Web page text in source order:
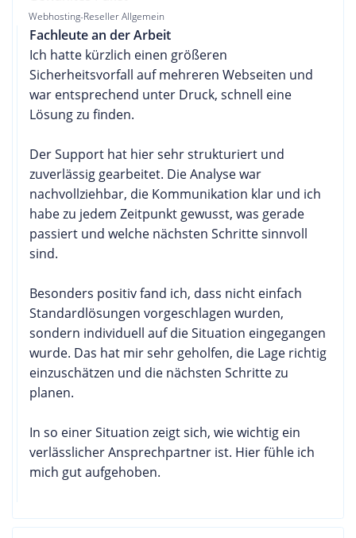
Webhosting-Reseller Allgemein
Fachleute an der Arbeit
Ich hatte kürzlich einen größeren
Sicherheitsvorfall auf mehreren Webseiten und
war entsprechend unter Druck, schnell eine
Lösung zu finden.
Der Support hat hier sehr strukturiert und
zuverlässig gearbeitet. Die Analyse war
nachvollziehbar, die Kommunikation klar und ich
habe zu jedem Zeitpunkt gewusst, was gerade
passiert und welche nächsten Schritte sinnvoll
sind.
Besonders positiv fand ich, dass nicht einfach
Standardlösungen vorgeschlagen wurden,
sondern individuell auf die Situation eingegangen
wurde. Das hat mir sehr geholfen, die Lage richtig
einzuschätzen und die nächsten Schritte zu
planen.
In so einer Situation zeigt sich, wie wichtig ein
verlässlicher Ansprechpartner ist. Hier fühle ich
mich gut aufgehoben.